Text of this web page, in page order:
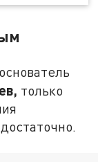
только